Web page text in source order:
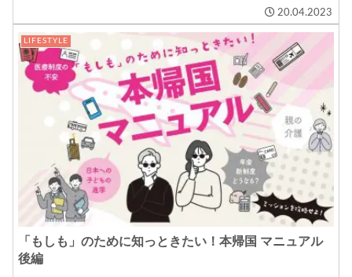
20.04.2023
LIFESTYLE
「もしも」のために知っときたい！本帰国 マニュアル
後編